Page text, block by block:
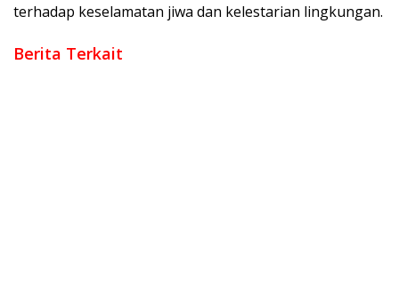
terhadap keselamatan jiwa dan kelestarian lingkungan.
Berita Terkait